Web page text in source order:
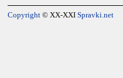
Copyright © XX-XXI Spravki.net